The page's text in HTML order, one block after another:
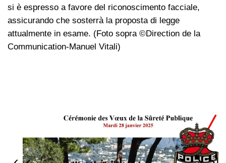
si è espresso a favore del riconoscimento facciale,
assicurando che sosterrà la proposta di legge
attualmente in esame. (Foto sopra ©Direction de la
Communication-Manuel Vitali)